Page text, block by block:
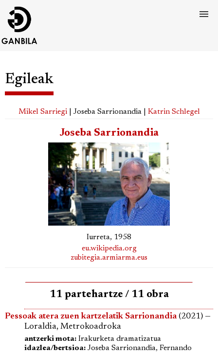
Egileak
Mikel Sarriegi| Joseba Sarrionandia | Katrin Schlegel
Joseba Sarrionandia
Iurreta, 1958
eu.wikipedia.org
zubitegia.armiarma.eus
11 partehartze / 11 obra
Pessoak atera zuen kartzelatik Sarrionandia(2021) —
Loraldia, Metrokoadroka
antzerki mota: Irakurketa dramatizatua
idazlea/bertsioa: Joseba Sarrionandia, Fernando